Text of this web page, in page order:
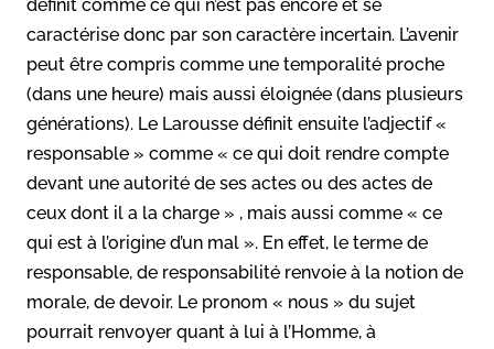
définit comme ce qui n’est pas encore et se
caractérise donc par son caractère incertain. L’avenir
peut être compris comme une temporalité proche
(dans une heure) mais aussi éloignée (dans plusieurs
générations). Le Larousse définit ensuite l’adjectif «
responsable » comme « ce qui doit rendre compte
devant une autorité de ses actes ou des actes de
ceux dont il a la charge » , mais aussi comme « ce
qui est à l’origine d’un mal ». En effet, le terme de
responsable, de responsabilité renvoie à la notion de
morale, de devoir. Le pronom « nous » du sujet
pourrait renvoyer quant à lui à l’Homme, à